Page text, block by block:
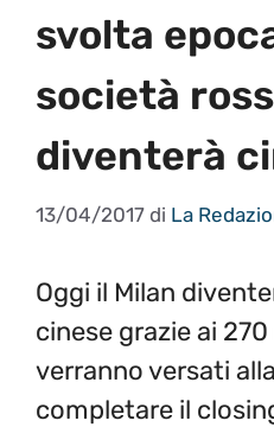
svolta
società
diventerà
13/04/2017 di La
Oggi il Milan
cinese grazie ai
verranno versati
completare il